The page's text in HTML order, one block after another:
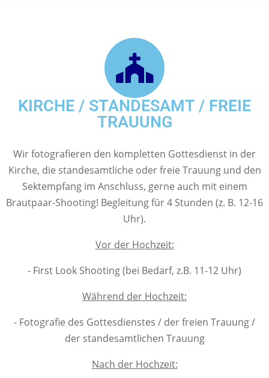
KIRCHE / STANDESAMT / FREIE
TRAUUNG
Wir fotografieren den kompletten Gottesdienst in der
Kirche, die standesamtliche oder freie Trauung und den
Sektempfang im Anschluss, gerne auch mit einem
Brautpaar-Shooting! Begleitung für 4 Stunden (z. B. 12-16
Uhr).
Vor der Hochzeit:
- First Look Shooting (bei Bedarf, z.B. 11-12 Uhr)
Während der Hochzeit:
- Fotografie des Gottesdienstes / der freien Trauung /
der standesamtlichen Trauung
Nach der Hochzeit: